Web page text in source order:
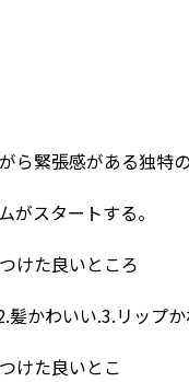
ら緊張感がある独特の
がスタートする。
けた良いところ
かわいい.3.リップか
けた良いとこ